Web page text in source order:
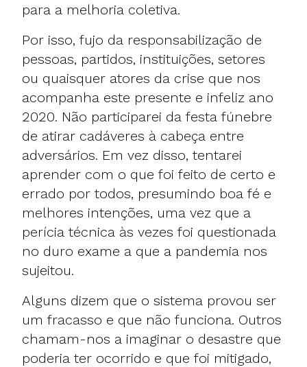
para a melhoria coletiva.
Por isso, fujo da responsabilização de
pessoas, partidos, instituições, setores
ou quaisquer atores da crise que nos
acompanha este presente e infeliz ano
2020. Não participarei da festa fúnebre
de atirar cadáveres à cabeça entre
adversários. Em vez disso, tentarei
aprender com o que foi feito de certo e
errado por todos, presumindo boa fé e
melhores intenções, uma vez que a
perícia técnica às vezes foi questionada
no duro exame a que a pandemia nos
sujeitou.
Alguns dizem que o sistema provou ser
um fracasso e que não funciona. Outros
chamam-nos a imaginar o desastre que
poderia ter ocorrido e que foi mitigado,